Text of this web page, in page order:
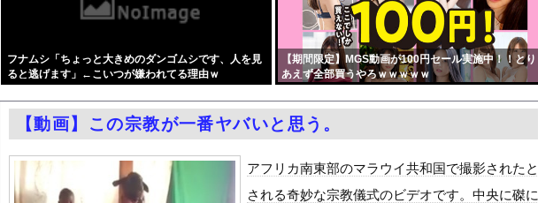
パヨク「アジア人民、中国人民と連帯して戦おー！悪政高市を打倒するぞー！」
村重杏奈、写真集ヌードがエロい！乳首透け、巨乳おっぱいが最高過ぎる！
【悲報】週間少年ジャンプのグッズ(43億円分)を注文し全てキャンセルした女逮捕・・・
エロ漫画『怪物の寵愛』をrawやhitomiを使わずに無料で読む方法│揚げ三昧
【東京】睡眠時無呼吸症候群診断後に死亡事故＝運転の無職男（３４）、独断で治療中断―危...
日産e-power、無給油で1980km走行しギネス記録を達成
混浴露天風呂の女性客見て甥っ子がフル勃起してしまう事案が発生 part4
結婚式の二次会で知り合った娘達と乱交した話
フナムシ「ちょっと大きめのダンゴムシです、人を見
ると逃げます」←こいつが嫌われてる理由ｗ
【期間限定】MGS動画が100円セール実施中！！とり
あえず全部買うやろｗｗｗｗｗ
自動
更新
【動画】この宗教が一番ヤバいと思う。
アフリカ南東部のマラウイ共和国で撮影されたと
される奇妙な宗教儀式のビデオです。中央に磔に